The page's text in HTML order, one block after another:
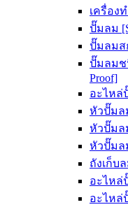
เครื่อง
ปั๊มลม
ปั๊มลมส
ปั๊มลมช
Proof]
อะไหล่
หัวปั๊มล
หัวปั๊มล
หัวปั๊มล
ถังเก็บ
อะไหล่
อะไหล่